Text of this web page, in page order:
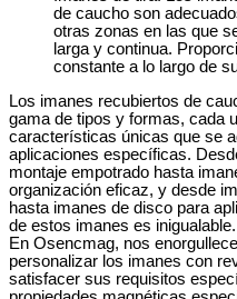
de caucho son
otras zonas en las que
larga y continua.
constante a lo largo de
Los imanes recubiertos de
gama de tipos y formas, cada
características únicas que se
aplicaciones específicas.
montaje empotrado hasta
organización eficaz, y desde
hasta imanes de disco para
de estos imanes es inigualable.
En Osencmag, nos
personalizar los imanes con
satisfacer sus requisitos